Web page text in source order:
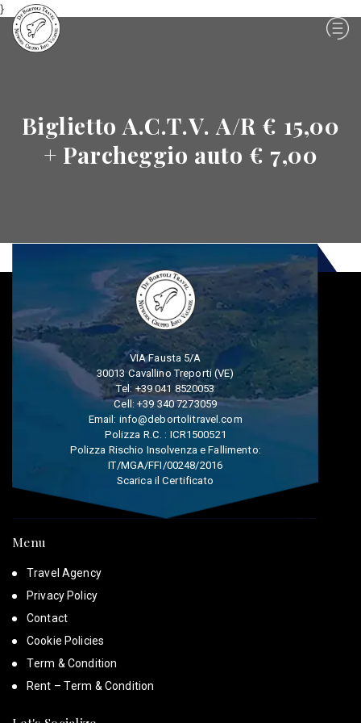
}
Biglietto A.C.T.V. A/R € 15,00
+ Parcheggio auto € 7,00
VIA Fausta 5/A
30013 Cavallino Treporti (VE)
Tel:+39 041 8520053
Cell:+39 340 7273059
Email: info@debortolitravel.com
Polizza R.C. : ICR1500521
Polizza Rischio Insolvenza e Fallimento:
IT/MGA/FFI/00248/2016
Scarica il Certificato
Menu
Travel Agency
Privacy Policy
Contact
Cookie Policies
Term & Condition
Rent – Term & Condition